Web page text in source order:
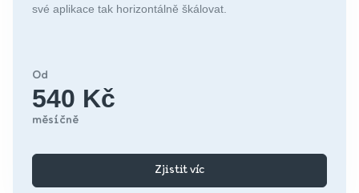
své aplikace tak horizontálně škálovat.
Od
540 Kč
měsíčně
Zjistit víc